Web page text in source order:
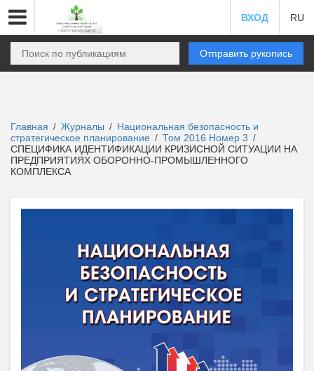
ВХОД RU
Отправить рукопись
Главная / Журналы / Национальная безопасность и
стратегическое планирование / Том 2016 Номер 3 /
СПЕЦИФИКА ИДЕНТИФИКАЦИИ КРИЗИСНОЙ СИТУАЦИИ НА
ПРЕДПРИЯТИЯХ ОБОРОННО-ПРОМЫШЛЕННОГО
КОМПЛЕКСА